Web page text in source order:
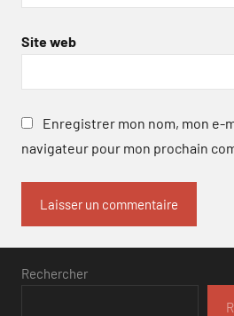
Site web
Enregistrer mon nom, mon e-
navigateur pour mon prochain
Rechercher